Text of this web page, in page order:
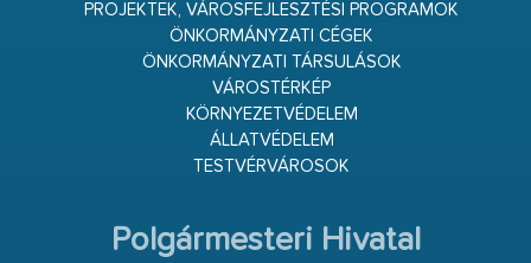
PROJEKTEK, VÁROSFEJLESZTÉSI PROGRAMOK
ÖNKORMÁNYZATI CÉGEK
ÖNKORMÁNYZATI TÁRSULÁSOK
VÁROSTÉRKÉP
KÖRNYEZETVÉDELEM
ÁLLATVÉDELEM
TESTVÉRVÁROSOK
Polgármesteri Hivatal